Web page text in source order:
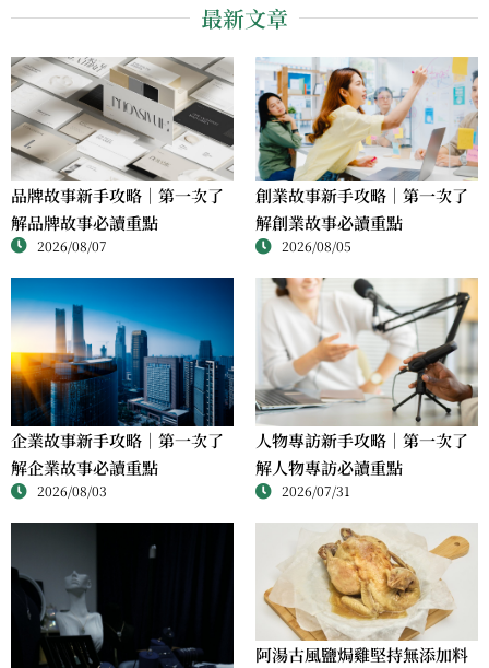
最新文章
品牌故事新手攻略｜第一次了
解品牌故事必讀重點
2026/08/07
創業故事新手攻略｜第一次了
解創業故事必讀重點
2026/08/05
企業故事新手攻略｜第一次了
解企業故事必讀重點
2026/08/03
人物專訪新手攻略｜第一次了
解人物專訪必讀重點
2026/07/31
阿湯古風鹽焗雞堅持無添加料